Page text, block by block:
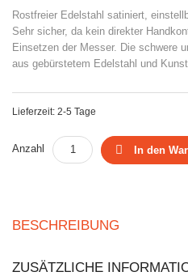
Rostfreier Edelstahl satiniert,
Sehr sicher, da kein direkter
Einsetzen der Messer. Die schwere
aus gebürstetem Edelstahl und
Lieferzeit: 2-5 Tage
Anzahl In den
BESCHREIBUNG
ZUSÄTZLICHE